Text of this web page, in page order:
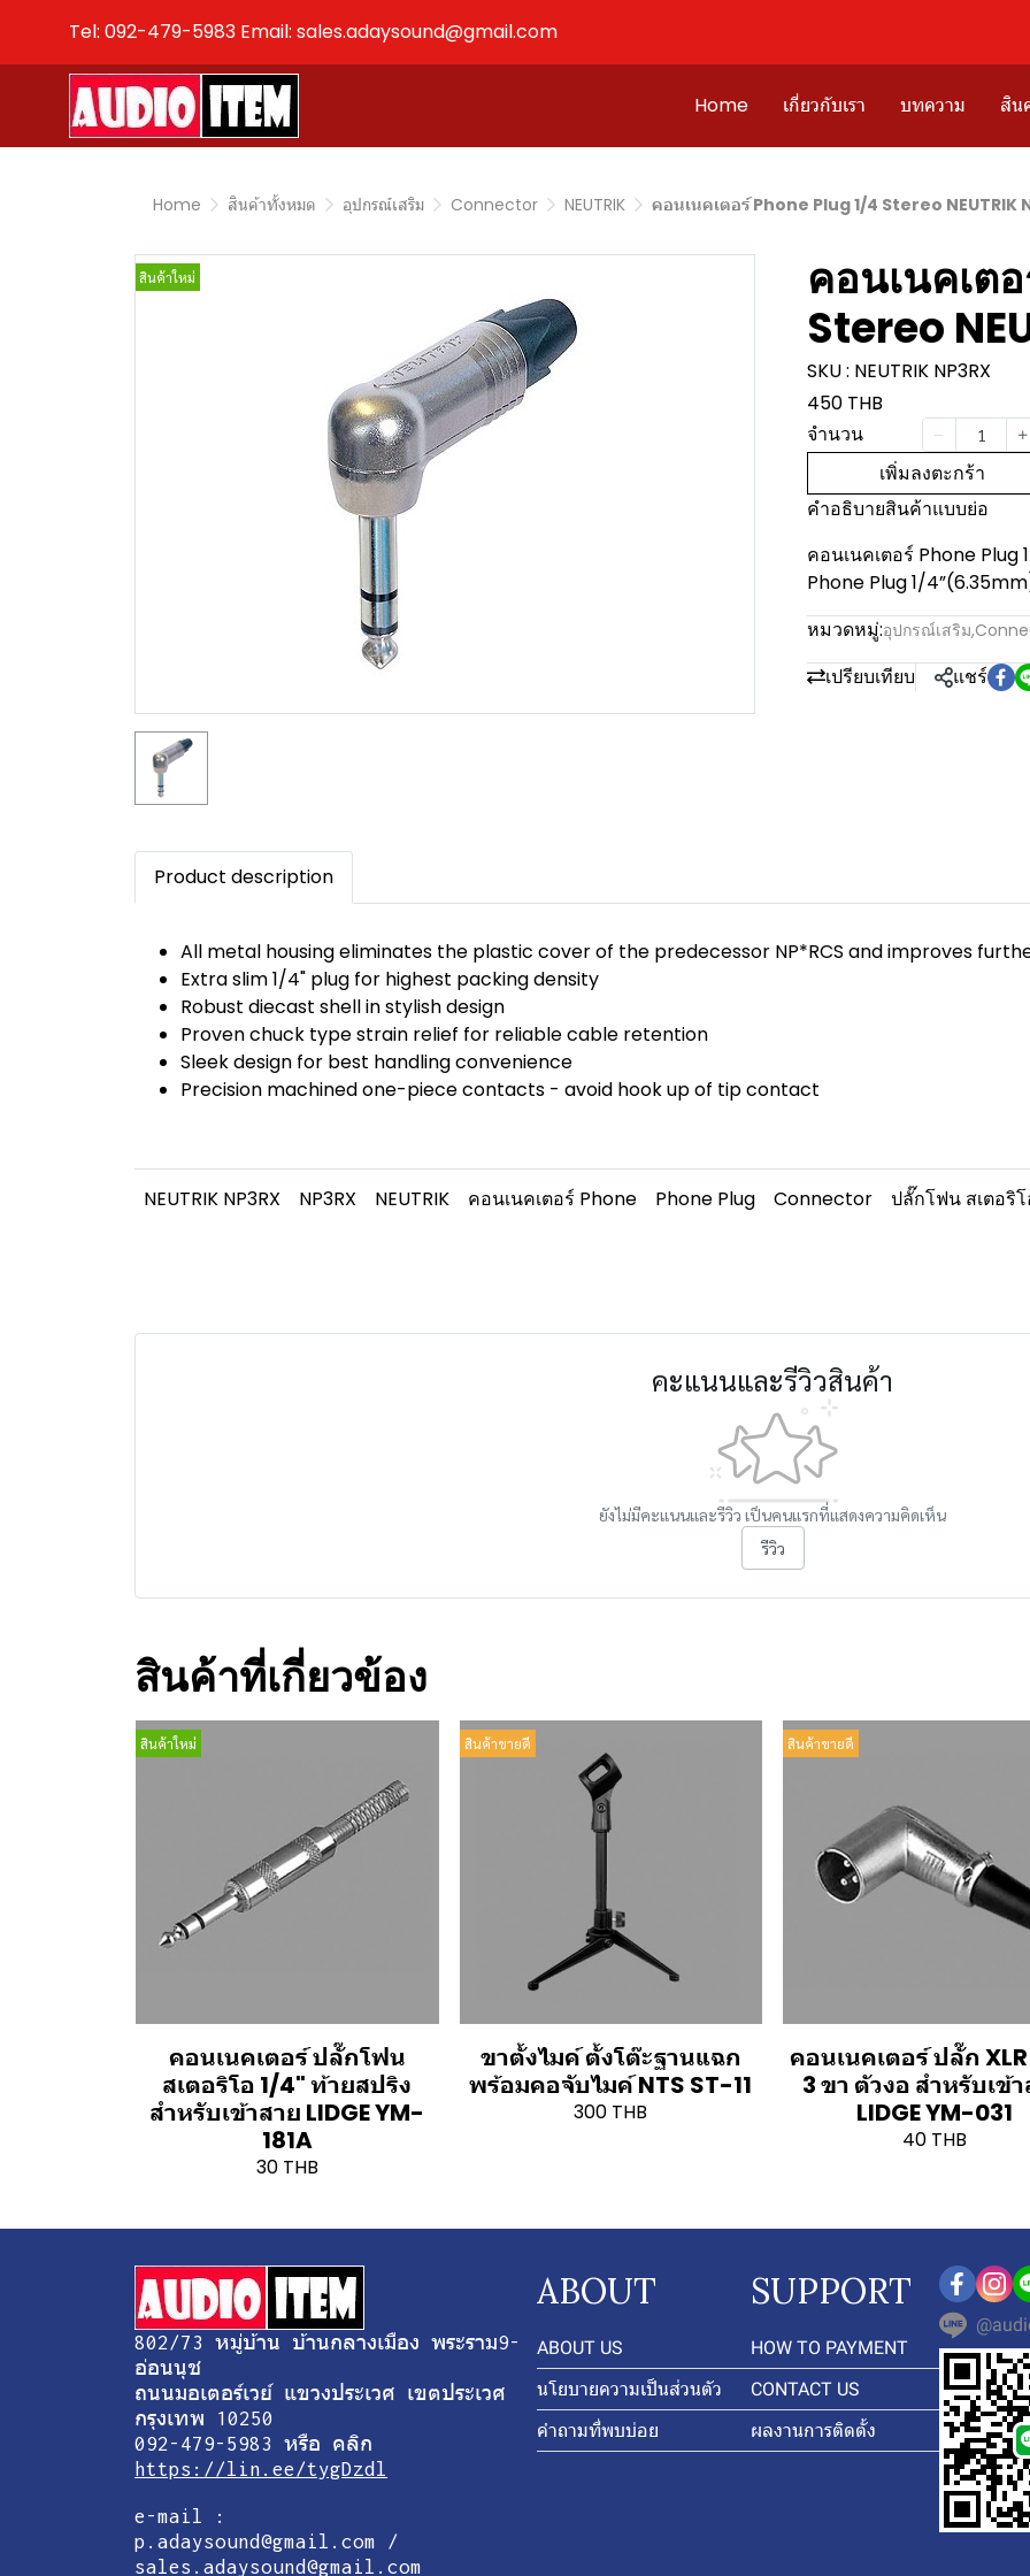
Tel: 092-479-5983 Email: sales.adaysound@gmail.com
Home เกี่ยวกับเรา บทความ สิน
Home สินค้าทั้งหมด อุปกรณ์เสริม Connector NEUTRIK คอนเนคเตอร์ Phone Plug 1/4 Stereo NEUTRIK
สินค้าใหม่
คอนเนคเต
Stereo
SKU : NEUTRIK NP3RX
450 THB
จำนวน
เพิ่มลงตะกร้า
คำอธิบายสินค้าแบบย่อ
คอนเนคเตอร์ Phone Plug
Phone Plug 1/
หมวดหมู่:อุปกรณ์เสริม,
เปรียบเทียบ แชร์
Product description
All metal housing eliminates the plastic cover of the predecessor NP*RCS and improves
Extra slim 1/4" plug for highest packing density
Robust diecast shell in stylish design
Proven chuck type strain relief for reliable cable retention
Sleek design for best handling convenience
Precision machined one-piece contacts - avoid hook up of tip contact
NEUTRIK NP3RX NP3RX NEUTRIK คอนเนคเตอร์ Phone Phone Plug Connector ปลั๊กโฟน สเตอริ
คะแนนและรีวิวสินค้า
ยังไม่มีคะแนนและรีวิว เป็นคนแรกที่แสดงความคิดเห็น
รีวิว
สินค้าที่เกี่ยวข้อง
สินค้าใหม่
คอนเนคเตอร์ ปลั๊กโฟน
สเตอริโอ 1/4" ท้ายสปริง
สำหรับเข้าสาย LIDGE YM-
181A
30 THB
สินค้าขายดี
ขาตั้งไมค์ ตั้งโต๊ะฐานแฉก
พร้อมคอจับไมค์ NTS ST-11
300 THB
สินค้าขายดี
คอนเนคเตอร์ ปลั๊ก
3 ขา ตัวงอ สำหรับเข้
LIDGE YM-031
40 THB
802/73 หมู่บ้าน บ้านกลางเมือง พระราม9-
อ่อนนุช
ถนนมอเตอร์เวย์ แขวงประเวศ เขตประเวศ
กรุงเทพ 10250
092-479-5983 หรือ คลิก
https://lin.ee/tygDzdl
e-mail :
p.adaysound@gmail.com /
sales.adaysound@gmail.com
ABOUT
ABOUT US
นโยบายความเป็นส่วนตัว
คำถามที่พบบ่อย
SUPPORT
HOW TO PAYMENT
CONTACT US
ผลงานการติดตั้ง